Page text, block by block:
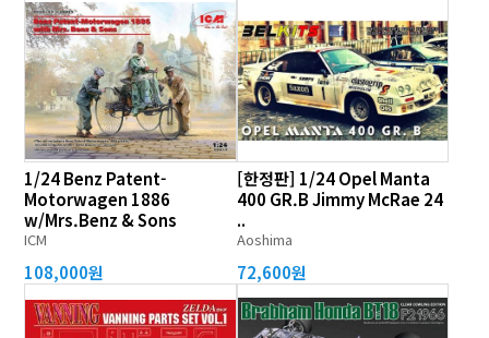
1/24 Benz Patent-
Motorwagen 1886
w/Mrs.Benz & Sons
ICM
108,000원
[한정판] 1/24 Opel Manta
400 GR.B Jimmy McRae 24
..
Aoshima
72,600원